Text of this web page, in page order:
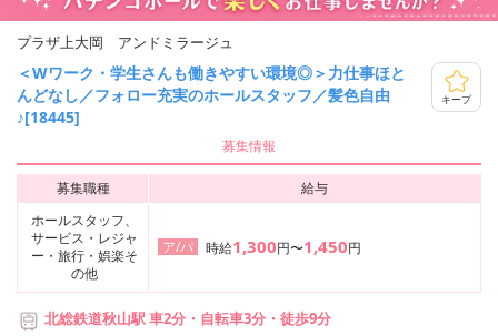
プラザ上大岡 アンドミラージュ
＜Wワーク・学生さんも働きやすい環境◎＞力仕事ほと
んどなし／フォロー充実のホールスタッフ／髪色自由
♪[18445]
キープ
募集情報
募集職種
給与
ホールスタッフ、
サービス・レジャ
ー・旅行・娯楽そ
の他
ア/パ 時給1,300円〜1,450円
北総鉄道秋山駅 車2分・自転車3分・徒歩9分